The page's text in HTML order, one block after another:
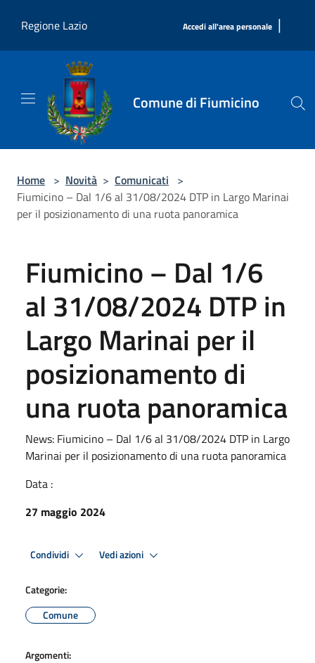
Regione Lazio
Accedi all'area personale |
Comune di Fiumicino
Home > Novità > Comunicati >
Fiumicino – Dal 1/6 al 31/08/2024 DTP in Largo Marinai
per il posizionamento di una ruota panoramica
Fiumicino – Dal 1/6
al 31/08/2024 DTP in
Largo Marinai per il
posizionamento di
una ruota panoramica
News: Fiumicino – Dal 1/6 al 31/08/2024 DTP in Largo
Marinai per il posizionamento di una ruota panoramica
Data :
27 maggio 2024
Condividi Vedi azioni
Categorie:
Comune
Argomenti: